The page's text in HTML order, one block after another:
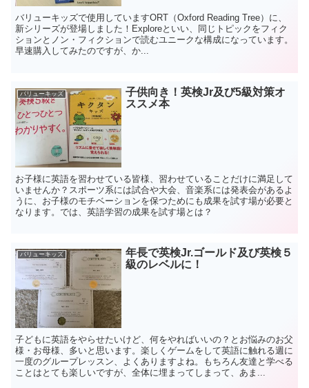
バリューキッズで使用していますORT（Oxford Reading Tree）に、
新シリーズが登場しました！Exploreといい、同じトピックをフィク
ションとノン・フィクションで読むユニークな構成になっています。
早速購入してみたのですが、か...
バリューキッズ
子供向き！英検Jr及び5級対策オ
ススメ本
お子様に英語を習わせている皆様、習わせていることだけに満足して
いませんか？スポーツ系には試合や大会、音楽系には発表会があるよ
うに、お子様のモチベーションを保つためにも成果を試す場が必要と
なります。では、英語学習の成果を試す場とは？
バリューキッズ
年長で英検Jr.ゴールド及び英検５
級のレベルに！
子どもに英語をやらせたいけど、何をやればいいの？とお悩みのお父
様・お母様、多いと思います。楽しくゲームをして英語に触れる週に
一度のグループレッスン、よくありますよね。もちろん友達と学べる
ことはとても楽しいですが、全体に埋まってしまって、あま...